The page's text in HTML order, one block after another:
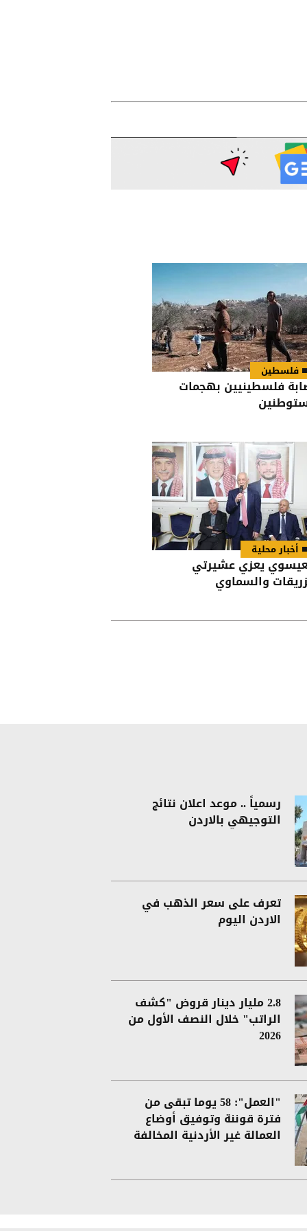
فلسطين
فلسطينيين بهجمات
أخبار محلية
يعزي عشيرتي
والسماوي
رسمياً .. موعد اعلان نتائج
التوجيهي بالاردن
تعرف على سعر الذهب في
الاردن اليوم
2.8 مليار دينار قروض "كشف
الراتب" خلال النصف الأول من
2026
"العمل": 58 يوما تبقى من
فترة قوننة وتوفيق أوضاع
العمالة غير الأردنية المخالفة